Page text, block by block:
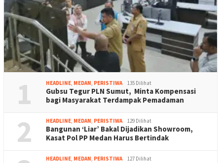
1 HEADLINE MEDAN PERISTIWA 135 Dilihat
Gubsu Tegur PLN Sumut, Minta Kompensasi
bagi Masyarakat Terdampak Pemadaman
2 HEADLINE MEDAN PERISTIWA 129 Dilihat
Bangunan ‘Liar’ Bakal Dijadikan Showroom,
Kasat Pol PP Medan Harus Bertindak
HEADLINE MEDAN PERISTIWA 127 Dilihat